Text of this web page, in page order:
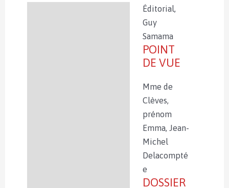
Éditorial,
Guy
Samama
POINT
DE VUE
Mme de
Clèves,
prénom
Emma, Jean-
Michel
Delacompté
e
DOSSIER